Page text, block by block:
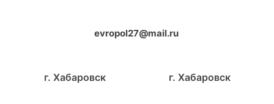
evropol27@mail.ru
г. Хабаровск г. Хабаровск